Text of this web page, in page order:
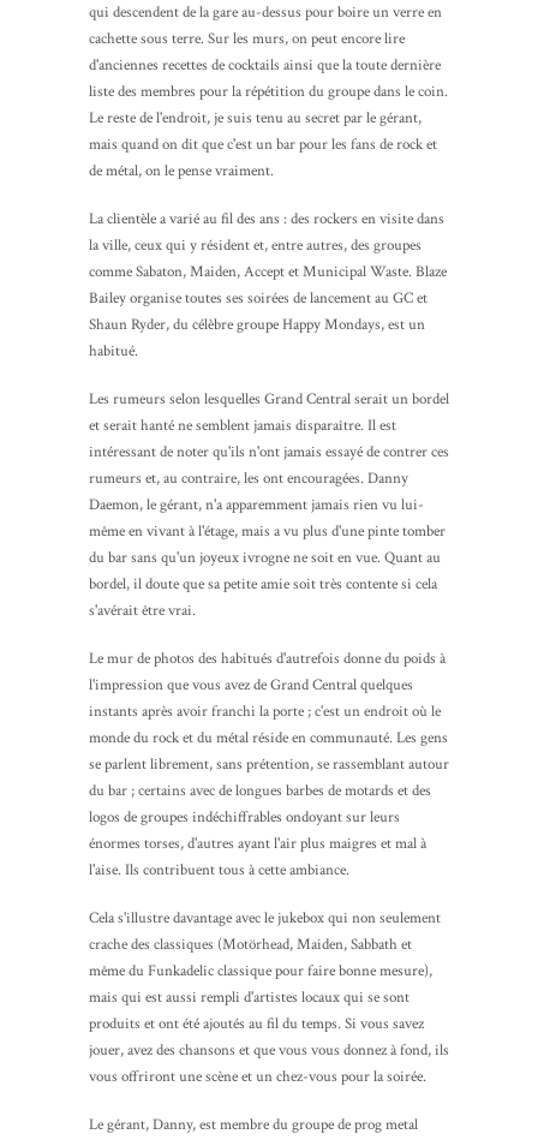
qui descendent de la gare au-dessus pour boire un verre en
cachette sous terre. Sur les murs, on peut encore lire
d'anciennes recettes de cocktails ainsi que la toute dernière
liste des membres pour la répétition du groupe dans le coin.
Le reste de l'endroit, je suis tenu au secret par le gérant,
mais quand on dit que c'est un bar pour les fans de rock et
de métal, on le pense vraiment.
La clientèle a varié au fil des ans : des rockers en visite dans
la ville, ceux qui y résident et, entre autres, des groupes
comme Sabaton, Maiden, Accept et Municipal Waste. Blaze
Bailey organise toutes ses soirées de lancement au GC et
Shaun Ryder, du célèbre groupe Happy Mondays, est un
habitué.
Les rumeurs selon lesquelles Grand Central serait un bordel
et serait hanté ne semblent jamais disparaître. Il est
intéressant de noter qu'ils n'ont jamais essayé de contrer ces
rumeurs et, au contraire, les ont encouragées. Danny
Daemon, le gérant, n'a apparemment jamais rien vu lui-
même en vivant à l'étage, mais a vu plus d'une pinte tomber
du bar sans qu'un joyeux ivrogne ne soit en vue. Quant au
bordel, il doute que sa petite amie soit très contente si cela
s'avérait être vrai.
Le mur de photos des habitués d'autrefois donne du poids à
l'impression que vous avez de Grand Central quelques
instants après avoir franchi la porte ; c'est un endroit où le
monde du rock et du métal réside en communauté. Les gens
se parlent librement, sans prétention, se rassemblant autour
du bar ; certains avec de longues barbes de motards et des
logos de groupes indéchiffrables ondoyant sur leurs
énormes torses, d'autres ayant l'air plus maigres et mal à
l'aise. Ils contribuent tous à cette ambiance.
Cela s'illustre davantage avec le jukebox qui non seulement
crache des classiques (Motörhead, Maiden, Sabbath et
même du Funkadelic classique pour faire bonne mesure),
mais qui est aussi rempli d'artistes locaux qui se sont
produits et ont été ajoutés au fil du temps. Si vous savez
jouer, avez des chansons et que vous vous donnez à fond, ils
vous offriront une scène et un chez-vous pour la soirée.
Le gérant, Danny, est membre du groupe de prog metal